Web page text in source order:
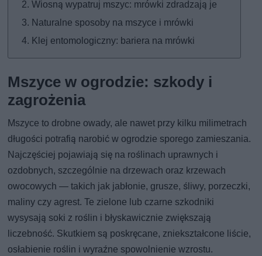
Wiosną wypatruj mszyc: mrówki zdradzają je
Naturalne sposoby na mszyce i mrówki
Klej entomologiczny: bariera na mrówki
Mszyce w ogrodzie: szkody i
zagrożenia
Mszyce to drobne owady, ale nawet przy kilku milimetrach
długości potrafią narobić w ogrodzie sporego zamieszania.
Najczęściej pojawiają się na roślinach uprawnych i
ozdobnych, szczególnie na drzewach oraz krzewach
owocowych — takich jak jabłonie, grusze, śliwy, porzeczki,
maliny czy agrest. Te zielone lub czarne szkodniki
wysysają soki z roślin i błyskawicznie zwiększają
liczebność. Skutkiem są poskręcane, zniekształcone liście,
osłabienie roślin i wyraźne spowolnienie wzrostu.